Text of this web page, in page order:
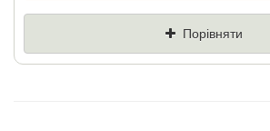
Порівняти